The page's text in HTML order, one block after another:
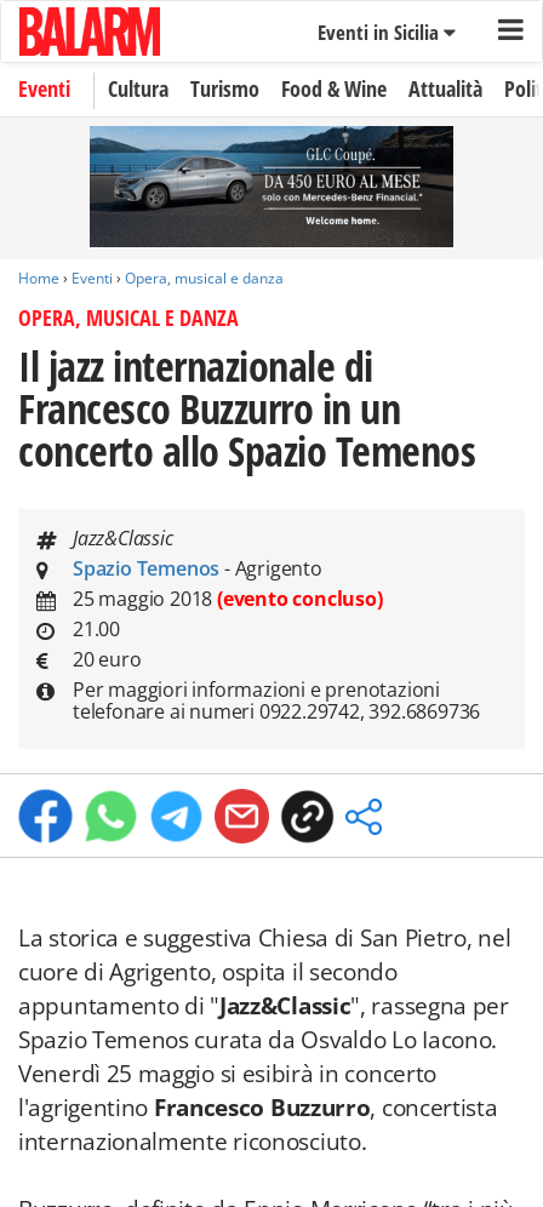
Eventi in Sicilia
Eventi Cultura Turismo Food & Wine Attualità
Home › Eventi › Opera, musical e danza
OPERA, MUSICAL E DANZA
Il jazz internazionale di
Francesco Buzzurro in un
concerto allo Spazio Temenos
Jazz&Classic
Spazio Temenos - Agrigento
25 maggio 2018(evento concluso)
21.00
20 euro
Per maggiori informazioni e prenotazioni
telefonare ai numeri 0922.29742, 392.6869736
La storica e suggestiva Chiesa di San Pietro, nel
cuore di Agrigento, ospita il secondo
appuntamento di "Jazz&Classic", rassegna per
Spazio Temenos curata da Osvaldo Lo Iacono.
Venerdì 25 maggio si esibirà in concerto
l'agrigentino Francesco Buzzurro, concertista
internazionalmente riconosciuto.